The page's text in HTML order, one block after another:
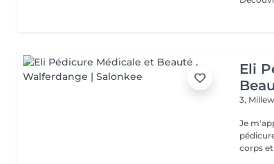
Eli
3,
Je
corps et